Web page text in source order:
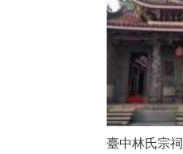
臺中林氏宗祠